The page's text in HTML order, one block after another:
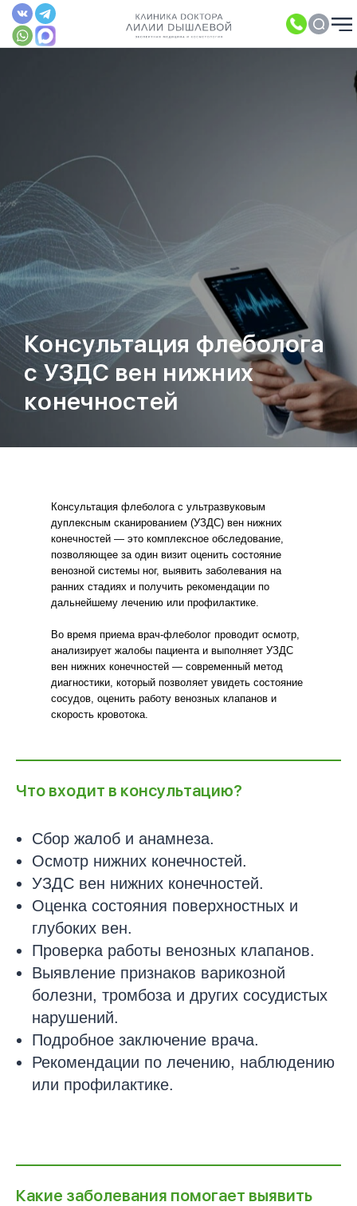
Консультация флеболога
с УЗДС вен нижних
конечностей
Консультация флеболога с ультразвуковым
дуплексным сканированием (УЗДС) вен нижних
конечностей — это комплексное обследование,
позволяющее за один визит оценить состояние
венозной системы ног, выявить заболевания на
ранних стадиях и получить рекомендации по
дальнейшему лечению или профилактике.
Во время приема врач-флеболог проводит осмотр,
анализирует жалобы пациента и выполняет УЗДС
вен нижних конечностей — современный метод
диагностики, который позволяет увидеть состояние
сосудов, оценить работу венозных клапанов и
скорость кровотока.
Что входит в консультацию?
Сбор жалоб и анамнеза.
Осмотр нижних конечностей.
УЗДС вен нижних конечностей.
Оценка состояния поверхностных и
глубоких вен.
Проверка работы венозных клапанов.
Выявление признаков варикозной
болезни, тромбоза и других сосудистых
нарушений.
Подробное заключение врача.
Рекомендации по лечению, наблюдению
или профилактике.
Какие заболевания помогает выявить